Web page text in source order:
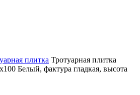
плитка Тротуарная плитка
Белый, фактура гладкая, высота